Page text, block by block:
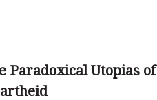
Paradoxical Utopias